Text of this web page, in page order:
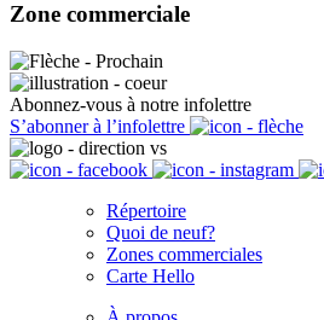
Zone commerciale
Abonnez-vous à notre infolettre
S’abonner à l’infolettre
Répertoire
Quoi de neuf?
Zones commerciales
Carte Hello